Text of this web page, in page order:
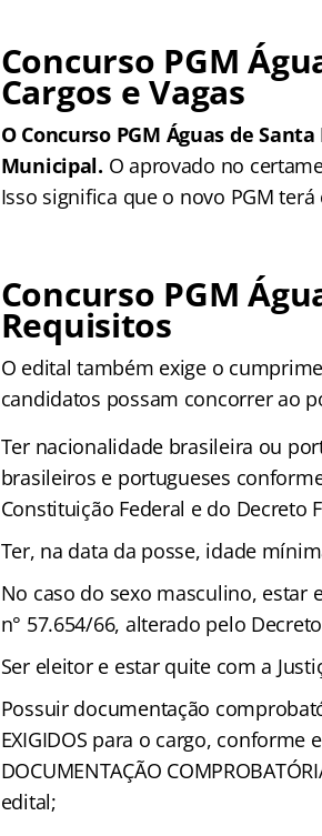
Concurso PGM
Cargos e Vagas
O Concurso PGM Águas de
Municipal. O aprovado no
Isso significa que o novo PGM
Concurso PGM
Requisitos
O edital também exige o
candidatos possam concorrer ao
Ter nacionalidade brasileira ou
brasileiros e portugueses
Constituição Federal e do Decreto
Ter, na data da posse, idade
No caso do sexo masculino, estar
n° 57.654/66, alterado pelo
Ser eleitor e estar quite com a
Possuir documentação
EXIGIDOS para o cargo, conforme
DOCUMENTAÇÃO
edital;